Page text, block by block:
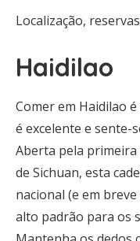
Localização,
Haidilao
Comer em Haidilao
é excelente e sente-
Aberta pela primeira
de Sichuan, esta
nacional (e em
alto padrão para os